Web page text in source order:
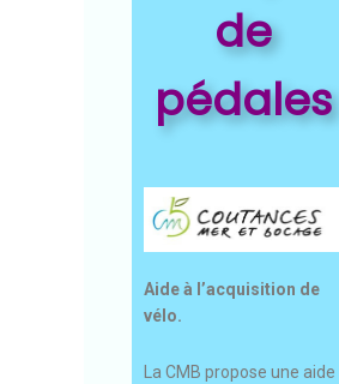
de
pédales
Aide à l’acquisition de
vélo.
La CMB propose une aide